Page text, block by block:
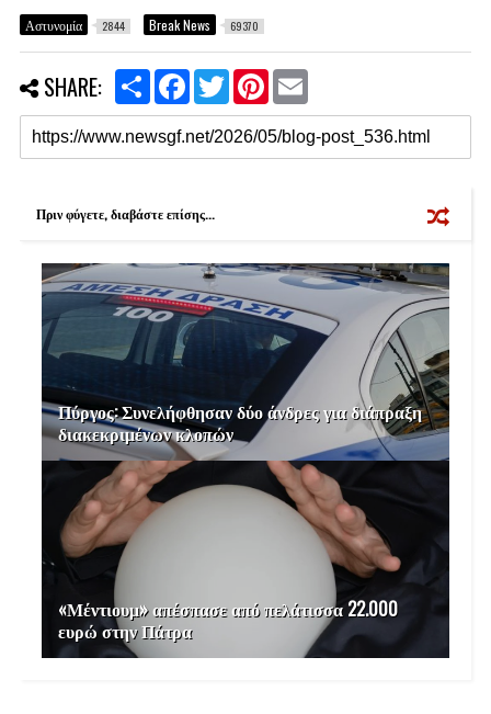
Αστυνομία 2844 Break News 69370
SHARE:
S
a
r
e
F
c
e
b
o
T
i
t
t
e
P
n
t
e
r
E
a
i
l
Πριν φύγετε, διαβάστε επίσης...
Πύργος: Συνελήφθησαν δύο άνδρες για διάπραξη
διακεκριμένων κλοπών
«Μέντιουμ» απέσπασε από πελάτισσα 22.000
ευρώ στην Πάτρα